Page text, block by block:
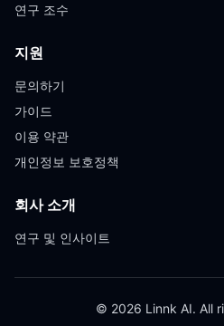
연구 조수
지원
문의하기
가이드
이용 약관
개인정보 보호정책
회사 소개
연구 및 인사이트
© 2026 Linnk AI. All